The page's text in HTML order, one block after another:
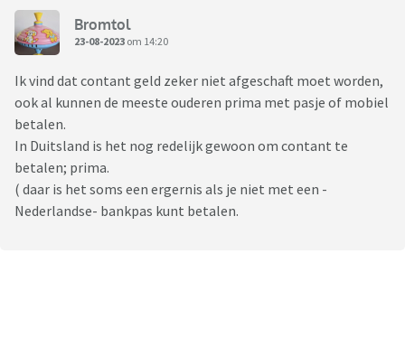
Bromtol
23-08-2023 om 14:20
Ik vind dat contant geld zeker niet afgeschaft moet worden,
ook al kunnen de meeste ouderen prima met pasje of mobiel
betalen.
In Duitsland is het nog redelijk gewoon om contant te
betalen; prima.
( daar is het soms een ergernis als je niet met een -
Nederlandse- bankpas kunt betalen.